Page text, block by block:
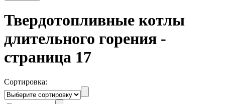
Твердотопливные котлы
длительного горения -
страница 17
Сортировка: